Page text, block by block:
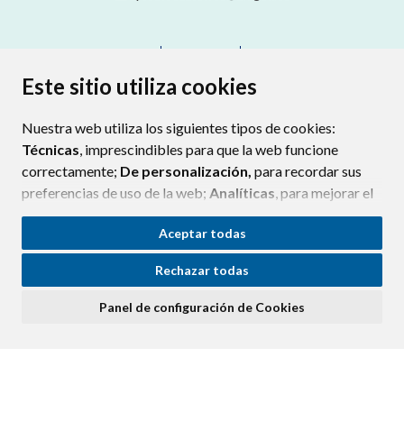
Este sitio utiliza cookies
Nuestra web utiliza los siguientes tipos de cookies:
Técnicas, imprescindibles para que la web funcione
correctamente; De personalización, para recordar sus
preferencias de uso de la web; Analíticas, para mejorar el
funcionamiento de la web y sus servicios.
Si acepta pulsando el botón“Aceptar todas”
consideramos que acepta su uso. Si pulsa el botón
ninguna acción, se guardarán las cookies técnicas
Aceptar todas
Rechazar todas
Panel de configuración de Cookies
PROTECCIÓN DE DATOS
POLÍTICA DE COOKIES